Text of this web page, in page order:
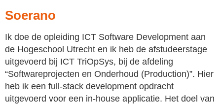
Soerano
Ik doe de opleiding ICT Software Development aan
de Hogeschool Utrecht en ik heb de afstudeerstage
uitgevoerd bij ICT TriOpSys, bij de afdeling
“Softwareprojecten en Onderhoud (Production)”. Hier
heb ik een full-stack development opdracht
uitgevoerd voor een in-house applicatie. Het doel van